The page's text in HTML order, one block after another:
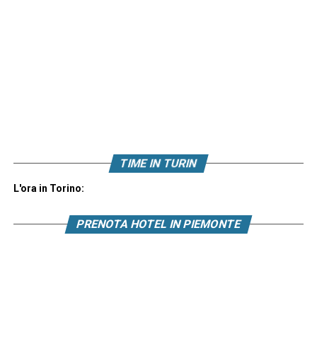
TIME IN TURIN
L'ora in Torino:
PRENOTA HOTEL IN PIEMONTE